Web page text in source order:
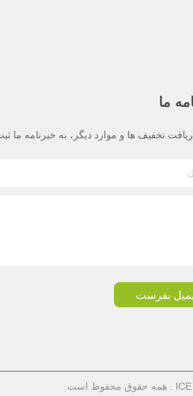
ما
تخفیف ها و موارد دیگر، به خبرنامه ما ثبت
ایمیل بفرست